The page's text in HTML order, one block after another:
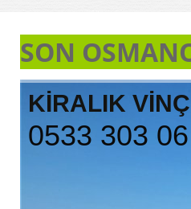
SON
KİRALIK
0533 303